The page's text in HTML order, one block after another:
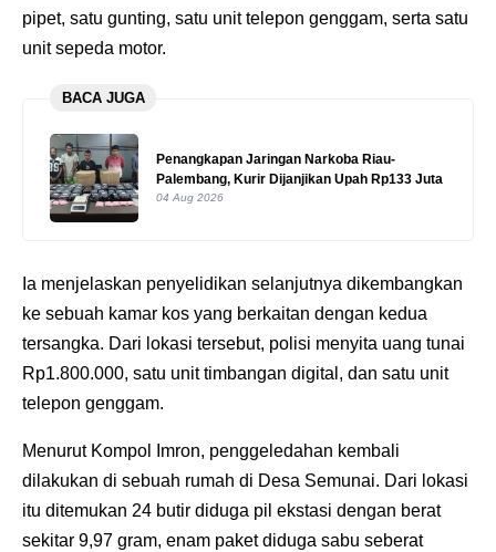
pipet, satu gunting, satu unit telepon genggam, serta satu
unit sepeda motor.
BACA JUGA
Penangkapan Jaringan Narkoba Riau-
Palembang, Kurir Dijanjikan Upah Rp133 Juta
04 Aug 2026
Ia menjelaskan penyelidikan selanjutnya dikembangkan
ke sebuah kamar kos yang berkaitan dengan kedua
tersangka. Dari lokasi tersebut, polisi menyita uang tunai
Rp1.800.000, satu unit timbangan digital, dan satu unit
telepon genggam.
Menurut Kompol Imron, penggeledahan kembali
dilakukan di sebuah rumah di Desa Semunai. Dari lokasi
itu ditemukan 24 butir diduga pil ekstasi dengan berat
sekitar 9,97 gram, enam paket diduga sabu seberat